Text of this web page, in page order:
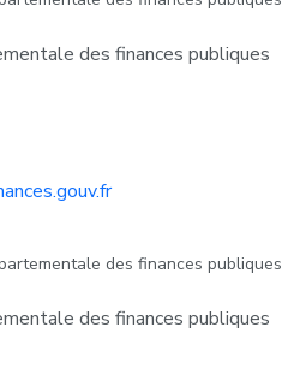
des finances publiques
des finances publiques